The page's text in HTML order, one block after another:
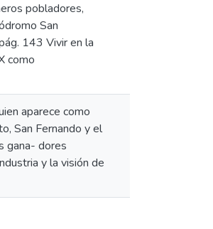
pobladores,
San
143 Vivir en la
como
aparece como
San Fernando y el
gana- dores
y la visión de